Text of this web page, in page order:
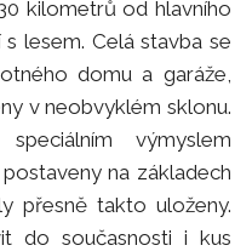
kilometrů od hlavního
lesem. Celá stavba se
domu a garáže,
v neobvyklém sklonu.
výmyslem
na základech
přesně takto uloženy.
do současnosti i kus